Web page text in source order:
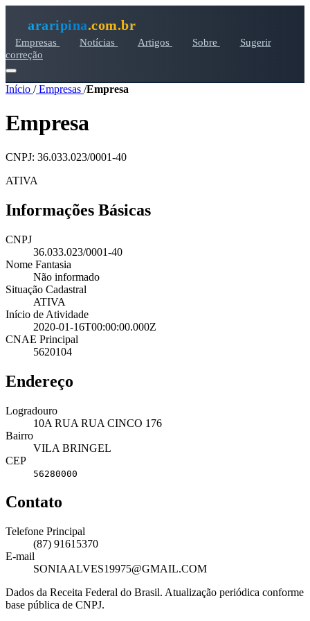
araripina.com.br
Empresas Notícias Artigos Sobre
Sugerir
correção
Início /Empresas /Empresa
Empresa
CNPJ: 36.033.023/0001-40
ATIVA
Informações Básicas
CNPJ
36.033.023/0001-40
Nome Fantasia
Não informado
Situação Cadastral
ATIVA
Início de Atividade
2020-01-16T00:00:00.000Z
CNAE Principal
5620104
Endereço
Logradouro
10A RUA RUA CINCO 176
Bairro
VILA BRINGEL
CEP
56280000
Contato
Telefone Principal
(87) 91615370
E-mail
SONIAALVES19975@GMAIL.COM
Dados da Receita Federal do Brasil. Atualização periódica conforme
base pública de CNPJ.